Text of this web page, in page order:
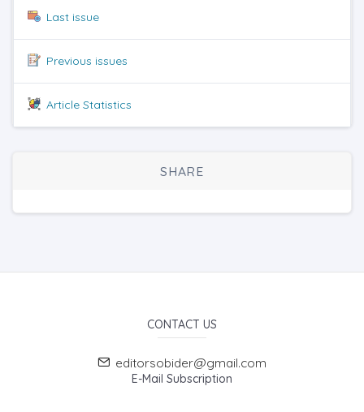
Last issue
Previous issues
Article Statistics
SHARE
CONTACT US
editorsobider@gmail.com
E-Mail Subscription